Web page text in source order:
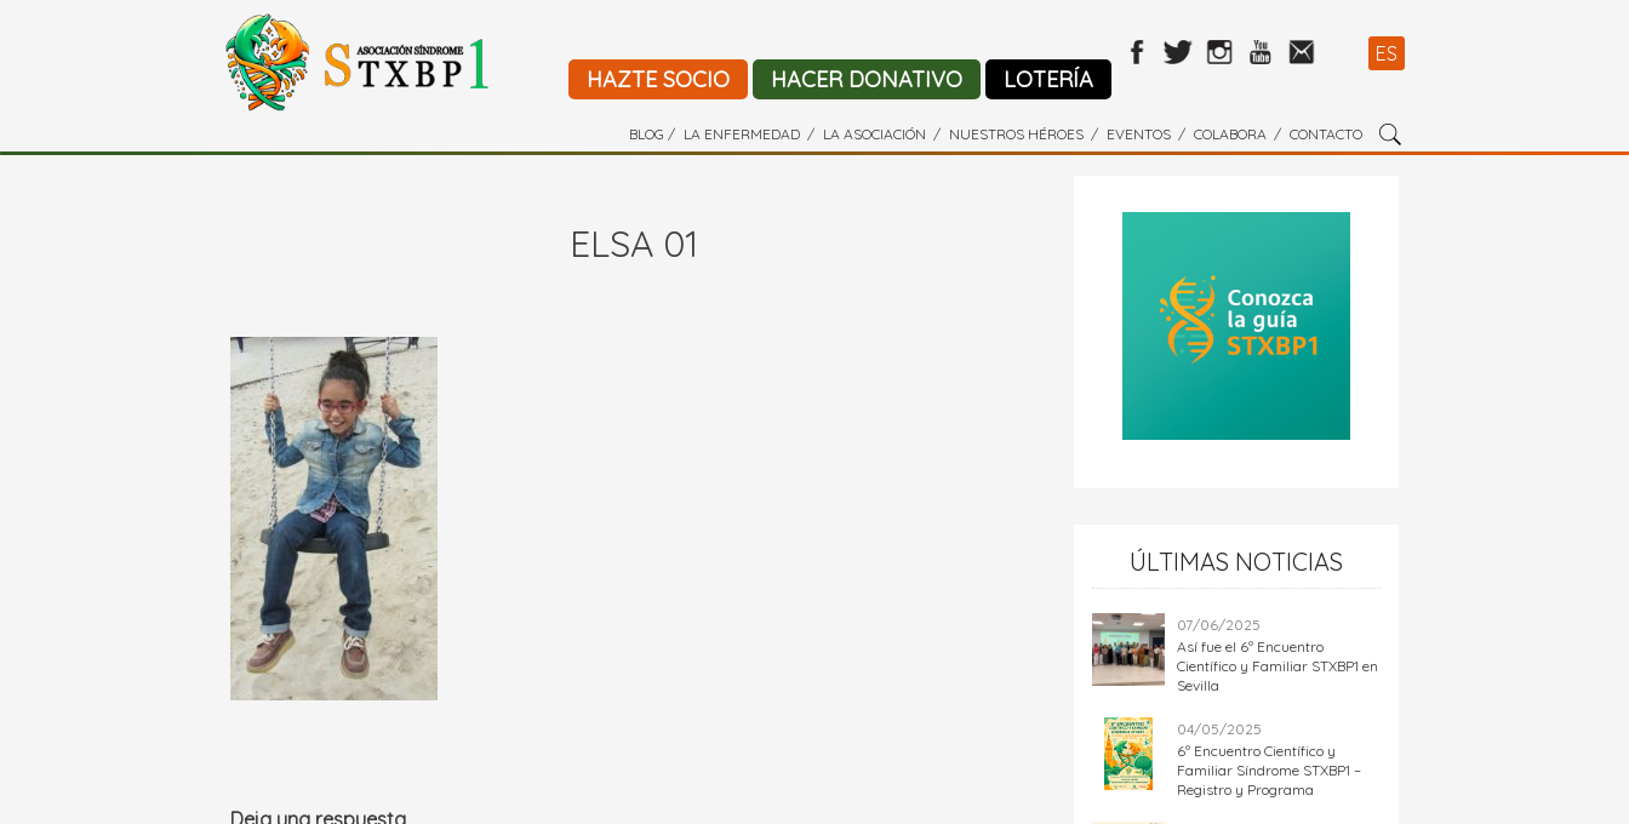
ES
HAZTE SOCIO HACER DONATIVO LOTERÍA
BLOG LA ENFERMEDAD LA ASOCIACIÓN NUESTROS HÉROES EVENTOS COLABORA CONTACTO
ELSA 01
Deja una respuesta
ÚLTIMAS NOTICIAS
07/06/2025
Así fue el 6º Encuentro
Científico y Familiar STXBP1 en
Sevilla
04/05/2025
6º Encuentro Científico y
Familiar Síndrome STXBP1 –
Registro y Programa